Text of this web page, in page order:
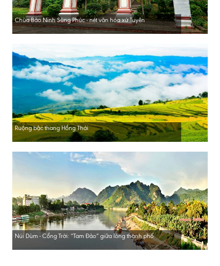
Chùa Bảo Ninh Sùng Phúc - nét văn hóa xứ Tuyên
Ruộng bậc thang Hồng Thái
Núi Dùm - Cổng Trời: “Tam Đảo” giữa lòng thành phố